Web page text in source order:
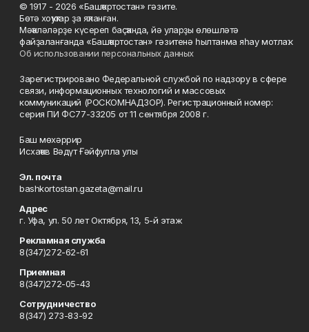
© 1917 - 2026 «Башҡортостан» гәзите.
Бөтә хоҡуҡтар ҙа яҡланған.
Мәҡәләләрҙе күсереп баҫҡанда, йә уларҙы өлөшләтә
файҙаланғанда «Башҡортостан» гәзитенә һылтанма яһау мотлаҡ.
Об использовании персональных данных
Зарегистрировано Федеральной службой по надзору в сфере
связи, информационных технологий и массовых
коммуникаций (РОСКОМНАДЗОР). Регистрационный номер:
серия ПИ ФС77-33205 от 11 сентября 2008 г.
Баш мөхәррир
Исхаҡов Вәдүт Ғәйфулла улы
Эл. почта
bashkortostan.gazeta@mail.ru
Адрес
г. Уфа, ул. 50 лет Октября, 13, 5-й этаж
Рекламная служба
8(347)272-62-61
Приемная
8(347)272-05-43
Сотрудничество
8(347) 273-83-92